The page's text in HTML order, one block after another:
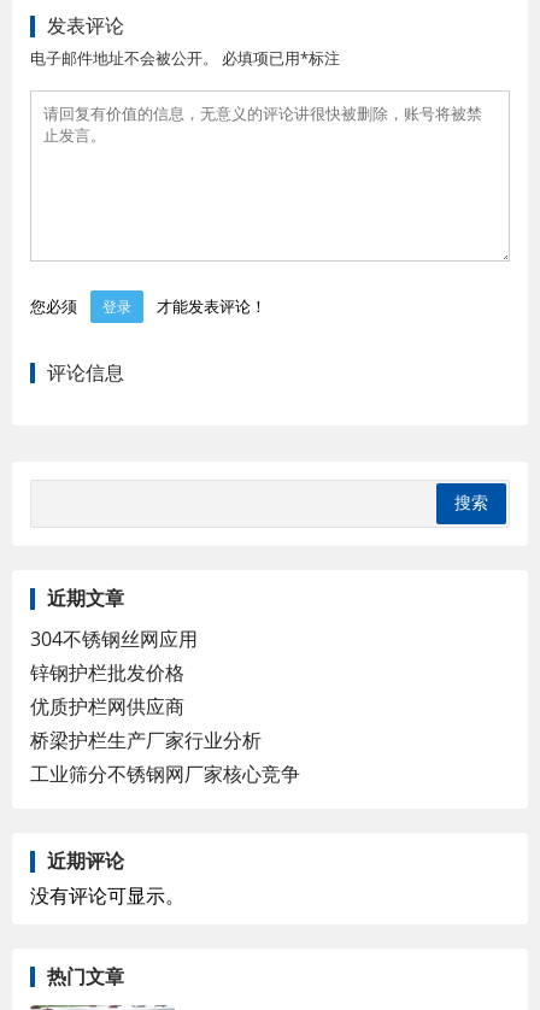
发表评论
电子邮件地址不会被公开。 必填项已用*标注
您必须 登录 才能发表评论！
评论信息
近期文章
304不锈钢丝网应用
锌钢护栏批发价格
优质护栏网供应商
桥梁护栏生产厂家行业分析
工业筛分不锈钢网厂家核心竞争
近期评论
没有评论可显示。
热门文章